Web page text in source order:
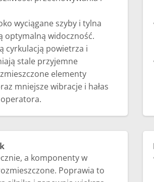
wyciągane szyby i tylna
optymalną widoczność.
cyrkulacją powietrza i
stale przyjemne
elementy
mniejsze wibracje i hałas
a komponenty w
Poprawia to